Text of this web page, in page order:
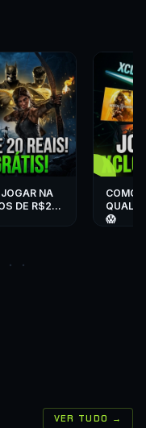
NA
DE R$20
▶
COMO
😱
VER TUDO →